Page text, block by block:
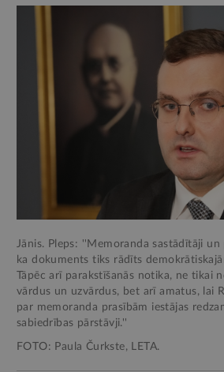
Jānis. Pleps: ''Memoranda sastādītāji un
ka dokuments tiks rādīts
Tāpēc arī parakstīšanās notika, ne tikai
vārdus un uzvārdus, bet arī amatus, lai
par memoranda prasībām iestājas
sabiedrības pārstāvji.''
FOTO: Paula Čurkste, LETA.